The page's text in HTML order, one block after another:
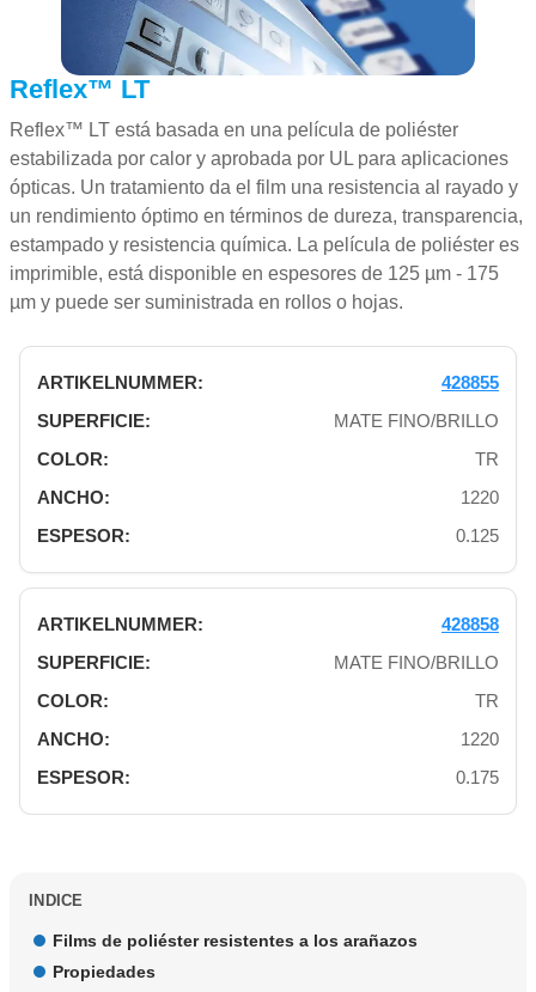
Reflex™ LT
Reflex™ LT está basada en una película de poliéster
estabilizada por calor y aprobada por UL para aplicaciones
ópticas. Un tratamiento da el film una resistencia al rayado y
un rendimiento óptimo en términos de dureza, transparencia,
estampado y resistencia química. La película de poliéster es
imprimible, está disponible en espesores de 125 µm - 175
µm y puede ser suministrada en rollos o hojas.
428855
MATE FINO/BRILLO
TR
1220
0.125
428858
MATE FINO/BRILLO
TR
1220
0.175
INDICE
Films de poliéster resistentes a los arañazos
Propiedades